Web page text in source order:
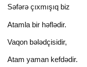
Səfərə çıxmışıq biz
Atamla bir həflədir.
Vaqon bələdçisidir,
Atam yaman kefdədir.